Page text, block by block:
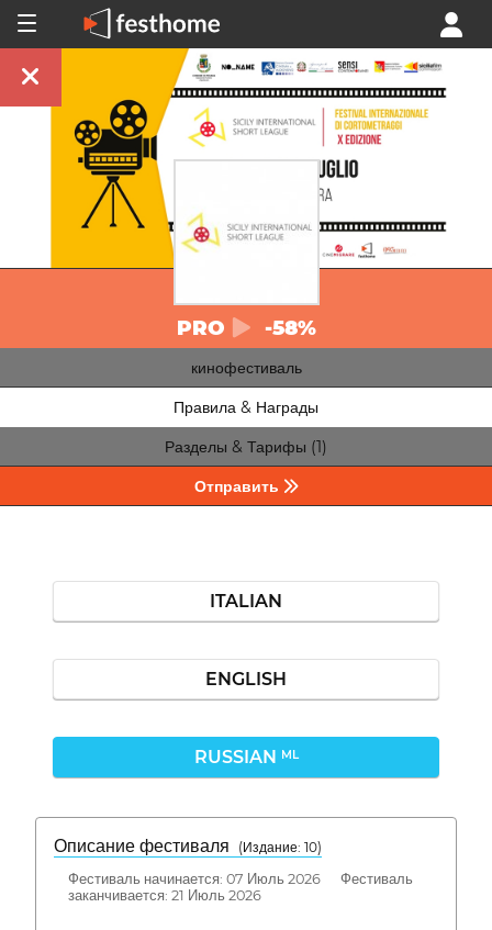
PRO -58%
кинофестиваль
Правила & Награды
Разделы & Тарифы (1)
Отправить
ITALIAN
ENGLISH
RUSSIAN ML
Описание фестиваля
( Издание: 10)
Фестиваль начинается: 07 Июль 2026 Фестиваль
заканчивается: 21 Июль 2026